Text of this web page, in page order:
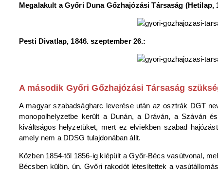
Megalakult a Győri Duna Gőzhajózási Társaság (Hetilap,
Pesti Divatlap, 1846. szeptember 26.:
A második Győri Gőzhajózási Társaság
A magyar szabadságharc leverése után az osztrák DGT
monopolhelyzetbe került a Dunán, a Dráván, a Száván
kiváltságos helyzetüket, mert ez elviekben szabad
amely nem a DDSG tulajdonában állt.
Közben 1854-től 1856-ig kiépült a Győr-Bécs vasútvonal,
Bécsben külön, ún. Győri rakodót létesítettek a